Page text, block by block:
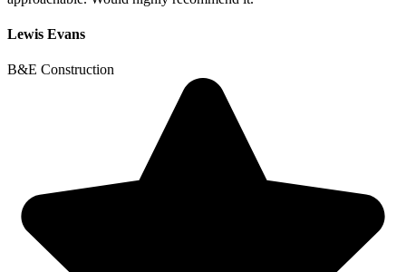
Lewis Evans
B&E Construction